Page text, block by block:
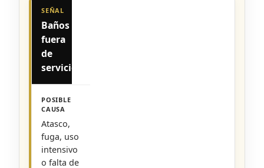
Baños
fuera
de
servicio
Atasco,
fuga, uso
intensivo
o falta de